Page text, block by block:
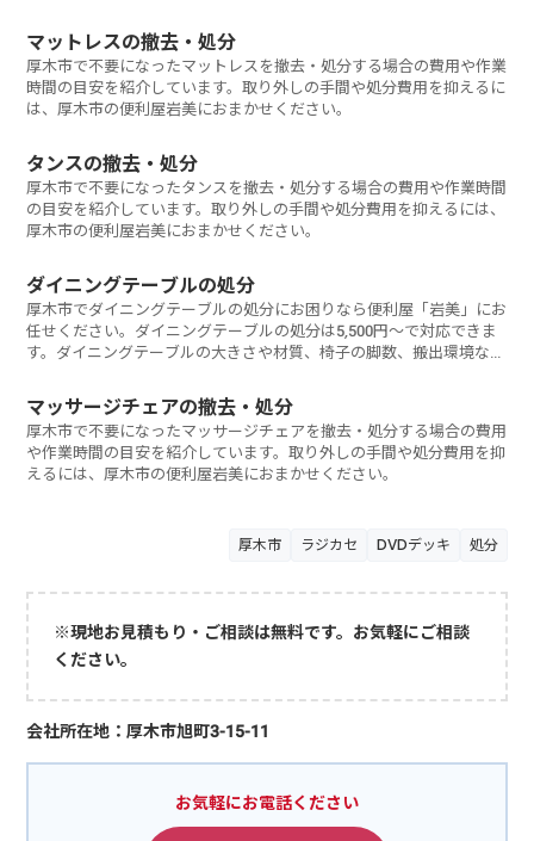
マットレスの撤去・処分
厚木市で不要になったマットレスを撤去・処分する場合の費用や作業
時間の目安を紹介しています。取り外しの手間や処分費用を抑えるに
は、厚木市の便利屋岩美におまかせください。
タンスの撤去・処分
厚木市で不要になったタンスを撤去・処分する場合の費用や作業時間
の目安を紹介しています。取り外しの手間や処分費用を抑えるには、
厚木市の便利屋岩美におまかせください。
ダイニングテーブルの処分
厚木市でダイニングテーブルの処分にお困りなら便利屋「岩美」にお
任せください。ダイニングテーブルの処分は5,500円～で対応できま
す。ダイニングテーブルの大きさや材質、椅子の脚数、搬出環境など
にお問い合わせください。
マッサージチェアの撤去・処分
厚木市で不要になったマッサージチェアを撤去・処分する場合の費用
や作業時間の目安を紹介しています。取り外しの手間や処分費用を抑
えるには、厚木市の便利屋岩美におまかせください。
厚木市 ラジカセ DVDデッキ 処分
※現地お見積もり・ご相談は無料です。お気軽にご相談
ください。
会社所在地：厚木市旭町3-15-11
お気軽にお電話ください